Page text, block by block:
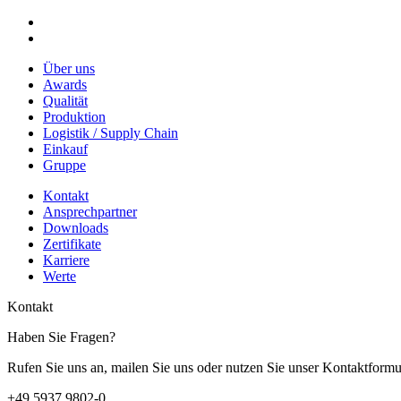
Über uns
Awards
Qualität
Produktion
Logistik / Supply Chain
Einkauf
Gruppe
Kontakt
Ansprechpartner
Downloads
Zertifikate
Karriere
Werte
Kontakt
Haben Sie Fragen?
Rufen Sie uns an, mailen Sie uns oder nutzen Sie unser
+49 5937 9802-0